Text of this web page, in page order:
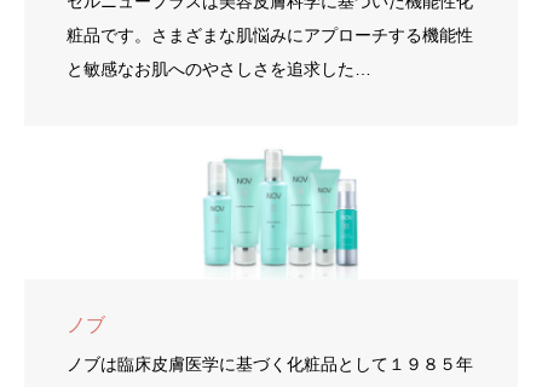
粧品です。さまざまな肌悩みにアプローチする機能性
と敏感なお肌へのやさしさを追求した…
ノブ
ノブは臨床皮膚医学に基づく化粧品として１９８５年